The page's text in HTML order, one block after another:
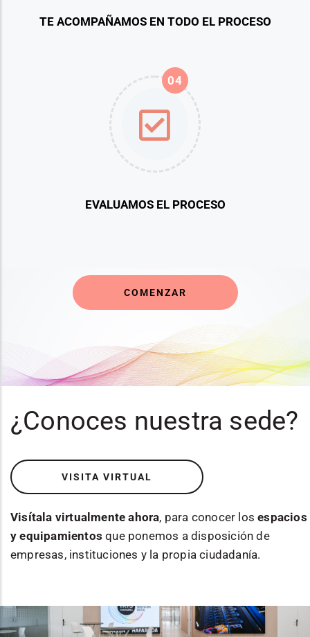
TE ACOMPAÑAMOS EN TODO EL PROCESO
04
EVALUAMOS EL PROCESO
COMENZAR
¿Conoces nuestra sede?
VISITA VIRTUAL
Visítala virtualmente ahora, para conocer losespacios
y equipamientos que ponemos a disposición de
empresas, instituciones y la propia ciudadanía.